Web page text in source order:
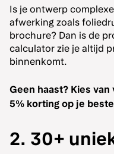
Is je ontwerp
afwerking zoals
brochure? Dan is de
calculator zie je altijd
binnenkomt.
Geen haast? Kies van
5% korting op je
2. 30+